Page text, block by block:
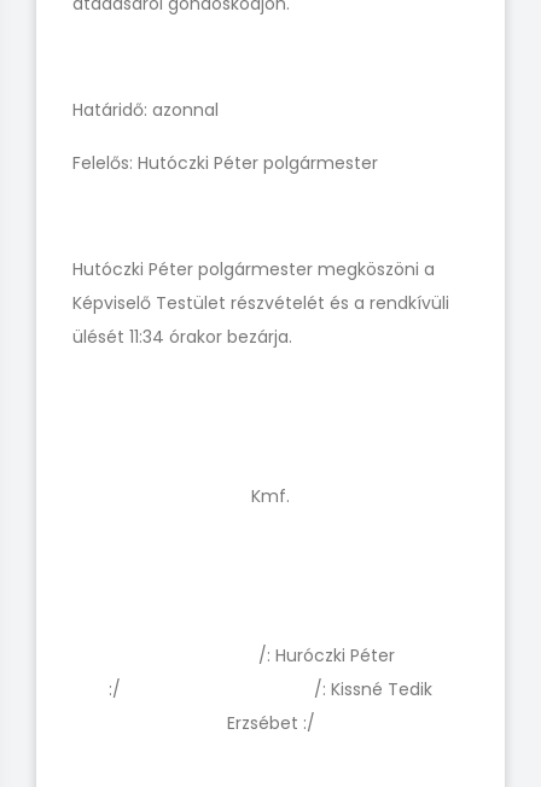
Határidő: azonnal
Felelős: Hutóczki Péter polgármester
Hutóczki Péter polgármester megköszöni a
Képviselő Testület részvételét és a rendkívüli
ülését 11:34 órakor bezárja.
Kmf.
/: Huróczki Péter
:/ /: Kissné Tedik
Erzsébet :/